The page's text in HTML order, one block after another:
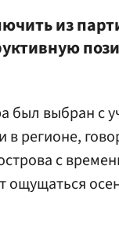
из
был выбран с
регионе,
с
ощущаться